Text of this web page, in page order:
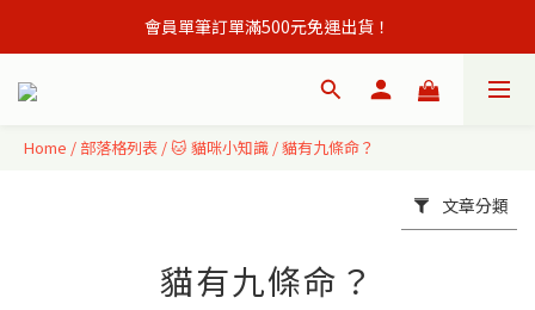
會員單筆訂單滿500元免運出貨！
會員單筆訂單滿500元免運出貨！
註冊會員立即贈購物金50元,現領現買 ！
會員單筆訂單滿500元免運出貨！
Home / 部落格列表 /🐱 貓咪小知識 /貓有九條命？
文章分類
貓有九條命？